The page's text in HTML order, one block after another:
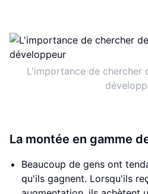
L'importance de chercher
La montée en gamme
Beaucoup de gens ont
qu'ils gagnent. Lorsqu'ils